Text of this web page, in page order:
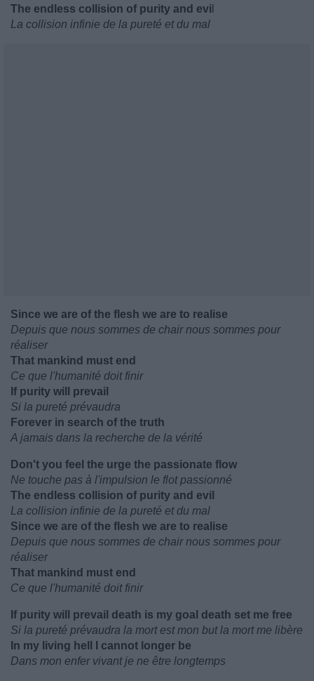
The endless collision of purity and evi
La collision infinie de la pureté et du mal
Since we are of the flesh we are to realise
Depuis que nous sommes de chair nous sommes pour
réaliser
That mankind must end
Ce que l'humanité doit finir
If purity will prevail
Si la pureté prévaudra
Forever in search of the truth
A jamais dans la recherche de la vérité
Don't you feel the urge the passionate flow
Ne touche pas à l'impulsion le flot passionné
The endless collision of purity and evil
La collision infinie de la pureté et du mal
Since we are of the flesh we are to realise
Depuis que nous sommes de chair nous sommes pour
réaliser
That mankind must end
Ce que l'humanité doit finir
If purity will prevail death is my goal death set me free
Si la pureté prévaudra la mort est mon but la mort me libère
In my living hell I cannot longer be
Dans mon enfer vivant je ne être longtemps